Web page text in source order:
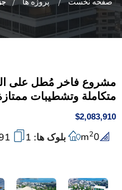
مشروع فاخر مُطل على
متكاملة وتشطيبات
$2,083,910
0
m2 بلوک ها: 1